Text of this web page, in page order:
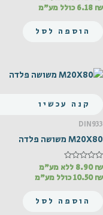
מתוך6.18 ₪ כולל מע"מ
הוספה לסל
קנה עכשיו
DIN933
M20X80 משושה פלדה
דורג
מתוך
8.90₪
ללא מע"מ
10.50₪ כולל מע"מ
הוספה לסל